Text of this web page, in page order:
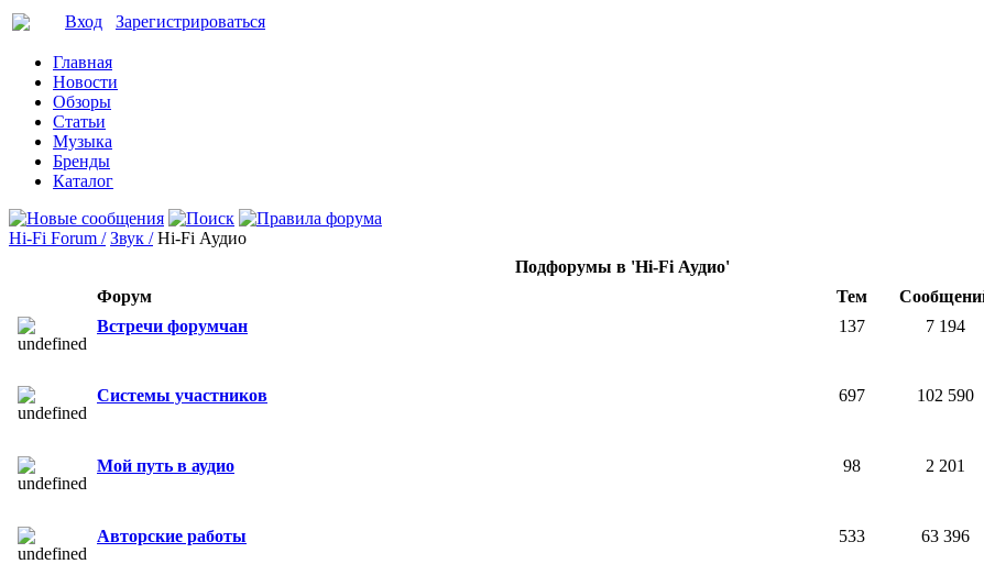
Вход Зарегистрироваться
Главная
Новости
Обзоры
Статьи
Музыка
Бренды
Каталог
Hi-Fi Forum / Звук / Hi-Fi Аудио
Подфорумы в 'Hi-Fi Аудио'
Форум
Тем
Встречи форумчан
137 7 194
Системы участников
697 102 590
Мой путь в аудио
98 2 201
Авторские работы
533 63 396